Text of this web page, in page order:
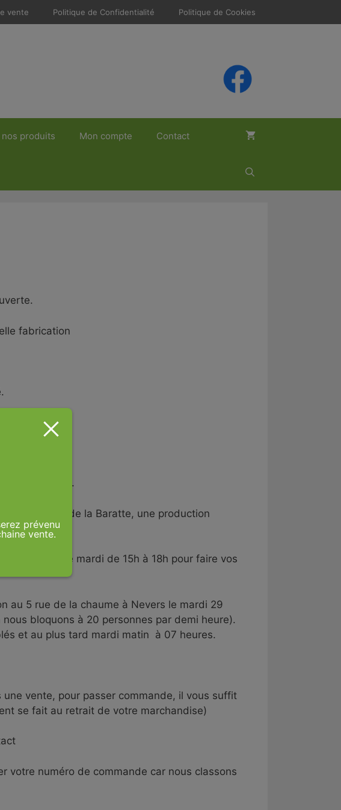
vente Politique de Confidentialité Politique de Cookies
nos produits Mon compte Contact
fabrication
et vos amis.
quartier de la Baratte, une production
sera ouverte mardi de 15h à 18h pour faire vos
au 5 rue de la chaume à Nevers le mardi 29
bloquons à 20 personnes par demi heure).
et au plus tard mardi matin à 07 heures.
vente, pour passer commande, il vous suffit
se fait au retrait de votre marchandise)
votre numéro de commande car nous classons
prévenu
vente.